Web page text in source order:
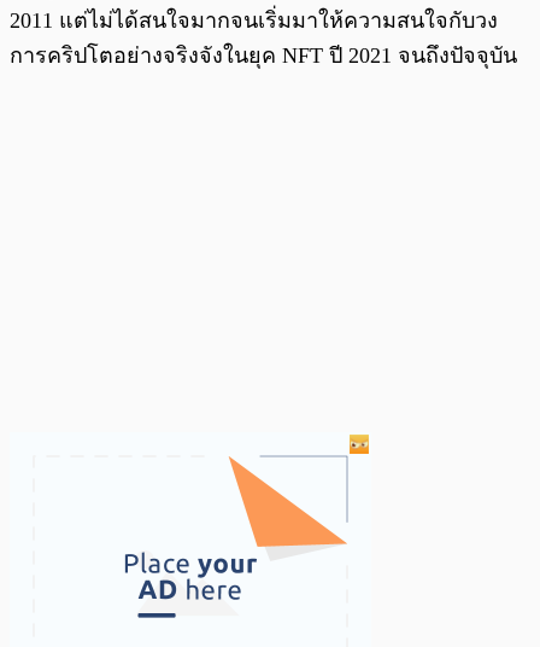
2011 แต่ไม่ได้สนใจมากจนเริ่มมาให้ความสนใจกับวง
การคริปโตอย่างจริงจังในยุค NFT ปี 2021 จนถึงปัจจุบัน